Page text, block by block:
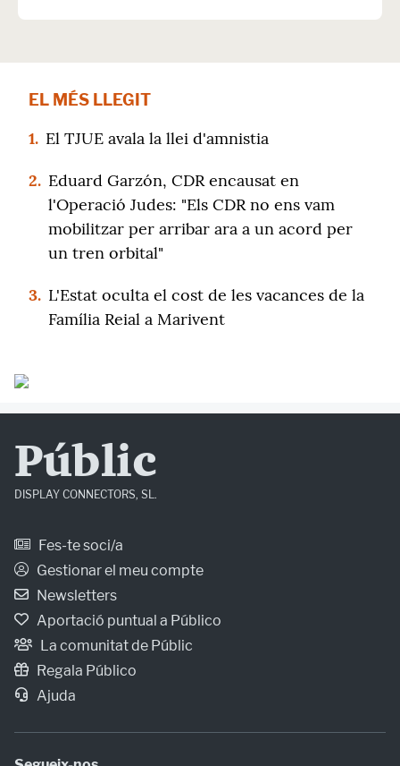
EL MÉS LLEGIT
1. El TJUE avala la llei d'amnistia
2. Eduard Garzón, CDR encausat en
l'Operació Judes: "Els CDR no ens vam
mobilitzar per arribar ara a un acord per
un tren orbital"
3. L'Estat oculta el cost de les vacances de la
Família Reial a Marivent
Públic
DISPLAY CONNECTORS, SL.
Fes-te soci/a
Gestionar el meu compte
Newsletters
Aportació puntual a Público
La comunitat de Públic
Regala Público
Ajuda